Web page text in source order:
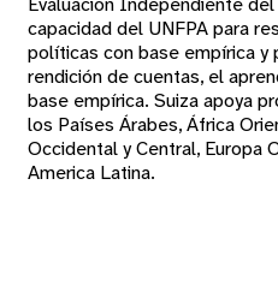
capacidad del UNFPA para
políticas con base empírica y
rendición de cuentas, el
base empírica. Suiza apoya
los Países Árabes, África
Occidental y Central, Europa
America Latina.